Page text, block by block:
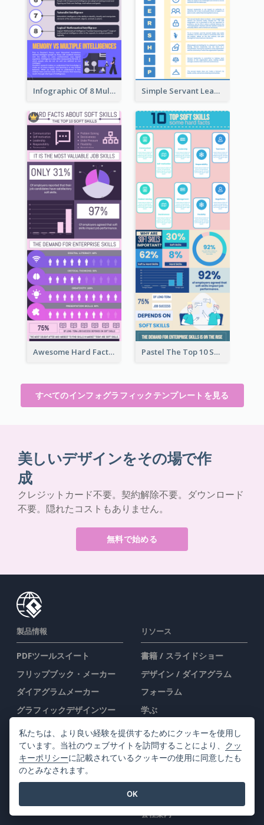
Infographic Of 8 Multiple Intelligences You Need To Know Simple Servant Leadership Infographic Design Idea
Awesome Hard Facts About Software Skills Infographic Design Pastel The Top 10 Soft Skills Infographic Design
すべてのインフォグラフィックテンプレートを見る
美しいデザインをその場で作
成
クレジットカード不要。契約解除不要。ダウンロード
不要。隠れたコストもありません。
無料で始める
製品情報
PDFツールスイート
フリップブック・メーカー
ダイアグラムメーカー
グラフィックデザインツー
ドキュメントエディター
プレゼンテーションメーカ
ー
価格
リソース
書籍 / スライドショー
デザイン / ダイアグラム
フォーラム
学ぶ
ブログ
ナレッジ
無料ツール
サイトマップ
会社案内
私たちは、より良い経験を提供するためにクッキーを使用し
ています。当社のウェブサイトを訪問することにより、 クッ
キーポリシーに記載されているクッキーの使用に同意したも
のとみなされます。
OK